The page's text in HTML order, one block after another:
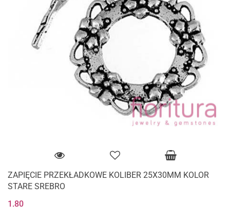
ZAPIĘCIE PRZEKŁADKOWE KOLIBER 25X30MM KOLOR
STARE SREBRO
1.80